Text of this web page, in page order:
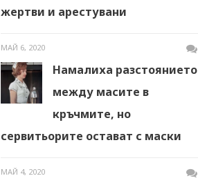
жертви и арестувани
МАЙ 6, 2020
Намалиха разстоянието
между масите в
кръчмите, но
сервитьорите остават с маски
МАЙ 4, 2020